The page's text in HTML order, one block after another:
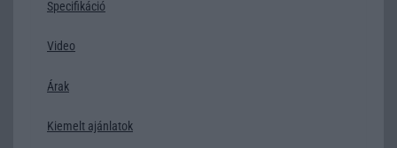
Specifikáció
Video
Árak
Kiemelt ajánlatok